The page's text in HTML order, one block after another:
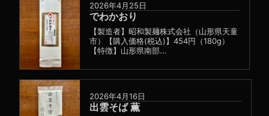
2026年4月25日
でわかおり
【製造者】昭和製麺株式会社（山形県天童
市）【購入価格(税込)】454円（180g）
【特徴】山形県南部...
2026年4月16日
出雲そば 薫